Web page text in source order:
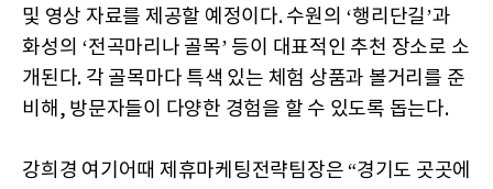
및 영상 자료를 제공할 예정이다. 수원의 ‘행리단길’과
화성의 ‘전곡마리나 골목’ 등이 대표적인 추천 장소로 소
개된다. 각 골목마다 특색 있는 체험 상품과 볼거리를 준
비해, 방문자들이 다양한 경험을 할 수 있도록 돕는다.
강희경 여기어때 제휴마케팅전략팀장은 “경기도 곳곳에